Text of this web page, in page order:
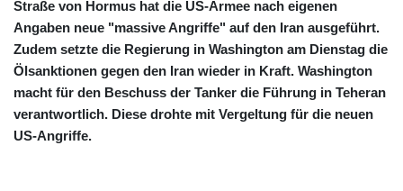
Straße von Hormus hat die US-Armee nach eigenen
Angaben neue "massive Angriffe" auf den Iran ausgeführt.
Zudem setzte die Regierung in Washington am Dienstag die
Ölsanktionen gegen den Iran wieder in Kraft. Washington
macht für den Beschuss der Tanker die Führung in Teheran
verantwortlich. Diese drohte mit Vergeltung für die neuen
US-Angriffe.